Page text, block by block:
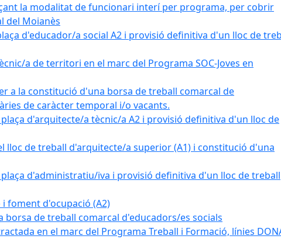
la modalitat de funcionari interí per programa, per cobrir
del Moianès
d'educador/a social A2 i provisió definitiva d'un lloc de
a de territori en el marc del Programa SOC-Joves en
a la constitució d'una borsa de treball comarcal de
de caràcter temporal i/o vacants.
d'arquitecte/a tècnic/a A2 i provisió definitiva d'un lloc de
lloc de treball d'arquitecte/a superior (A1) i constitució d'una
d'administratiu/iva i provisió definitiva d'un lloc de treball
i foment d'ocupació (A2)
borsa de treball comarcal d'educadors/es socials
en el marc del Programa Treball i Formació, línies